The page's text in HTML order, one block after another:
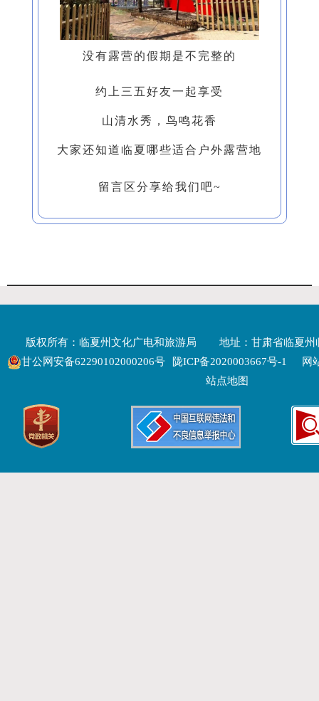
没有露营的假期是不完整的
约上三五好友一起享受
山清水秀，鸟鸣花香
大家还知道临夏哪些适合户外露营地
留言区分享给我们吧~
版权所有：临夏州文化广电和旅游局
地址：甘肃省临夏州
甘公网安备62290102000206号
陇ICP备2020003667号-1
网
站点地图